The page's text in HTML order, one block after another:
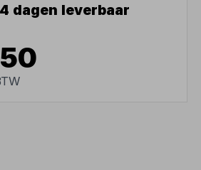
dagen leverbaar